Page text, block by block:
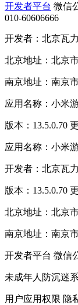
开发者平台 微信
010-60606666
开发者：北京瓦
北京地址：北京
南京地址：南京
应用名称：小米
版本：13.5.0.70
应用名称：小米
开发者：北京瓦
版本：13.5.0.70
北京地址：北京
南京地址：南京
开发者平台 微信
未成年人防沉迷
用户应用权限 隐